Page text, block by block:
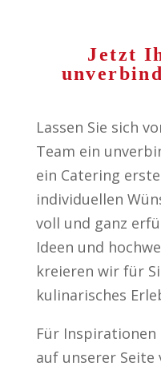
Jetzt
Lassen Sie sich
Team ein
ein Catering
individuellen
voll und ganz
Ideen und
kreieren wir für
kulinarisches
Für Inspirationen
auf unserer Seite